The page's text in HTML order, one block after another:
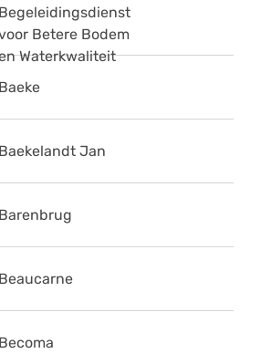
Begeleidingsdienst
Betere Bodem
Waterkwaliteit
Baeke
Baekelandt Jan
Barenbrug
Beaucarne
Becoma